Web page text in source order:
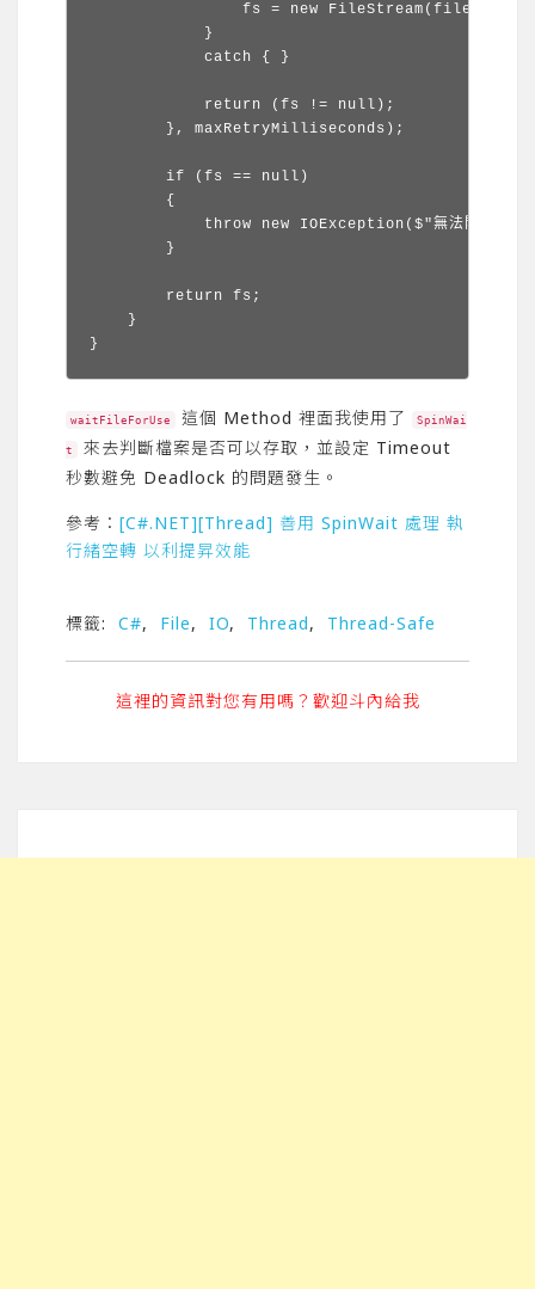
fs = new FileStream(filePath,
            }
            catch { }
            return (fs != null);
        }, maxRetryMilliseconds);
        if (fs == null)
        {
throw new IOException($"無法開啟
        }
        return fs;
    }
}
waitFileForUse 這個 Method 裡面我使用了 SpinWai
t
來去判斷檔案是否可以存取，並設定 Timeout
秒數避免 Deadlock 的問題發生。
參考： [C#.NET][Thread] 善用 SpinWait 處理 執
行緒空轉 以利提昇效能
標籤: C#, File, IO, Thread, Thread-Safe
這裡的資訊對您有用嗎？歡迎斗內給我